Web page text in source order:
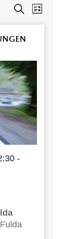
SUCHE
UND
Suche
Liste
-